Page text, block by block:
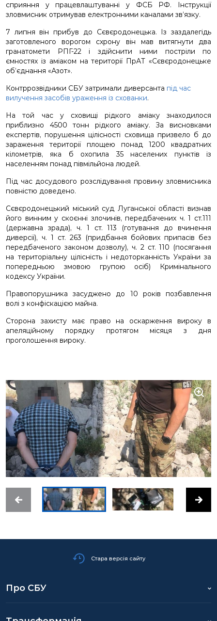
сприяння у працевлаштуванні у ФСБ РФ. Інструкції
зловмисник отримував електронними каналами зв’язку.
7 липня він прибув до Сєвєродонецька. Із заздалегідь
заготовленого ворогом схрону він мав витягнути два
гранатомети РПГ-22 і здійснити ними постріли по
ємностях із аміаком на території ПрАТ «Сєвєродонецьке
об’єднання «Азот».
Контррозвідники СБУ затримали диверсанта під час
вилучення засобів ураження із схованки.
На той час у сховищі рідкого аміаку знаходилося
приблизно 4500 тонн рідкого аміаку. За висновками
експертів, порушення цілісності сховища призвело б до
зараження території площею понад 1200 квадратних
кілометрів, яка б охопила 35 населених пунктів із
населенням понад півмільйона людей.
Під час досудового розслідування провину зловмисника
повністю доведено.
Сєвєродонецький міський суд Луганської області визнав
його винним у скоєнні злочинів, передбачених ч. 1 ст.111
(державна зрада), ч. 1 ст. 113 (готування до вчинення
диверсії), ч. 1 ст. 263 (придбання бойових припасів без
передбаченого законом дозволу), ч. 2 ст. 110 (посягання
на територіальну цілісність і недоторканність України за
попередньою змовою групою осіб) Кримінального
кодексу України.
Правопорушника засуджено до 10 років позбавлення
волі з конфіскацією майна.
Сторона захисту має право на оскарження вироку в
апеляційному порядку протягом місяця з дня
проголошення вироку.
Стара версія сайту
Про СБУ